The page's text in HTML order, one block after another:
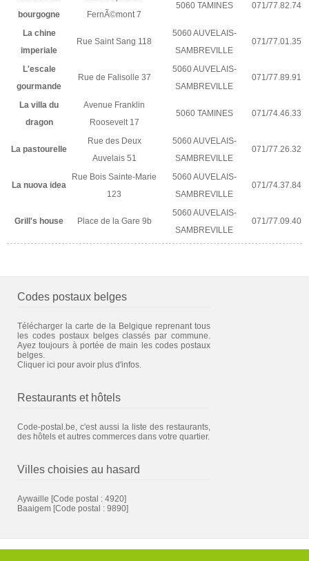
bourgogne
FernÃ©mont 7
5060 TAMINES 071/77.82.74
La chine
imperiale
Rue Saint Sang 118
5060 AUVELAIS-
SAMBREVILLE
071/77.01.35
L'escale
gourmande
Rue de Falisolle 37
5060 AUVELAIS-
SAMBREVILLE
071/77.89.91
La villa du
dragon
Avenue Franklin
Roosevelt 17
5060 TAMINES 071/74.46.33
La pastourelle
Rue des Deux
Auvelais 51
5060 AUVELAIS-
SAMBREVILLE
071/77.26.32
La nuova idea
Rue Bois Sainte-Marie
123
5060 AUVELAIS-
SAMBREVILLE
071/74.37.84
Grill's house Place de la Gare 9b
5060 AUVELAIS-
SAMBREVILLE
071/77.09.40
Codes postaux belges
Télécharger la carte de la Belgique reprenant tous
les codes postaux belges classés par commune.
Ayez toujours à portée de main les codes postaux
belges.
Cliquer ici pour avoir plus d'infos.
Restaurants et hôtels
Code-postal.be, c'est aussi la liste des restaurants,
des hôtels et autres commerces dans votre quartier.
Villes choisies au hasard
Aywaille [Code postal : 4920]
Baaigem [Code postal : 9890]